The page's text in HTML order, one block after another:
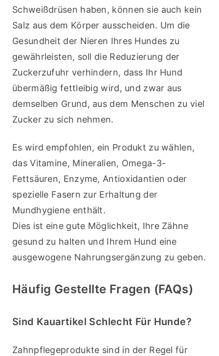
Schweißdrüsen haben, können sie auch kein
Salz aus dem Körper ausscheiden. Um die
Gesundheit der Nieren Ihres Hundes zu
gewährleisten, soll die Reduzierung der
Zuckerzufuhr verhindern, dass Ihr Hund
übermäßig fettleibig wird, und zwar aus
demselben Grund, aus dem Menschen zu viel
Zucker zu sich nehmen.
Es wird empfohlen, ein Produkt zu wählen,
das Vitamine, Mineralien, Omega-3-
Fettsäuren, Enzyme, Antioxidantien oder
spezielle Fasern zur Erhaltung der
Mundhygiene enthält.
Dies ist eine gute Möglichkeit, Ihre Zähne
gesund zu halten und Ihrem Hund eine
ausgewogene Nahrungsergänzung zu geben.
Häufig Gestellte Fragen (FAQs)
Sind Kauartikel Schlecht Für Hunde?
Zahnpflegeprodukte sind in der Regel für